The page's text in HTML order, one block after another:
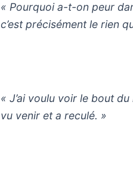
« Pourquoi a-t-on peur
c’est précisément le rien
« J’ai voulu voir le bout
vu venir et a reculé. »